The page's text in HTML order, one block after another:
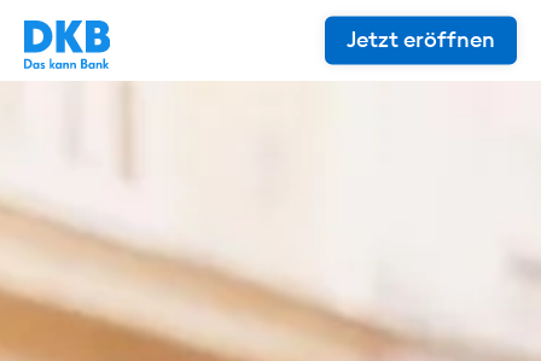
Jetzt eröffnen